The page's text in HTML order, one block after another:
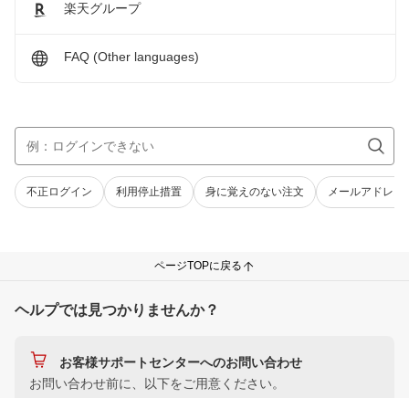
楽天グループ
FAQ (Other languages)
不正ログイン 利用停止措置 身に覚えのない注文 メールアドレス
ページTOPに戻る
ヘルプでは見つかりませんか？
お客様サポートセンターへのお問い合わせ
お問い合わせ前に、以下をご用意ください。